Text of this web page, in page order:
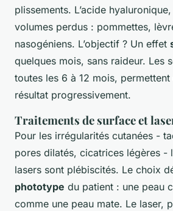
plissements. L’acide
volumes perdus : pommettes,
nasogéniens. L’objectif ? Un effet
quelques mois, sans raideur. Les
toutes les 6 à 12 mois, permettent
résultat progressivement.
Traitements de surface et
Pour les irrégularités cutanées -
pores dilatés, cicatrices légères -
lasers sont plébiscités. Le choix
phototype du patient : une peau
comme une peau mate. Le laser,